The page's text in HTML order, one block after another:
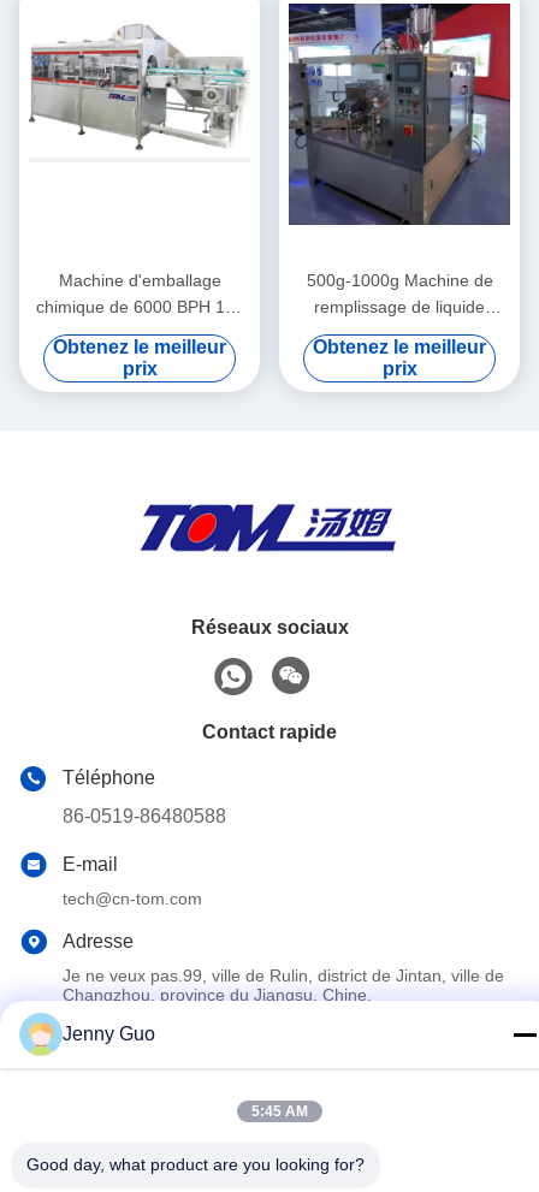
Machine d'emballage
chimique de 6000 BPH 100
ml Déchiffreur automatique
de bouteilles
Obtenez le meilleur
prix
500g-1000g Machine de
remplissage de liquide
chimique 20-25 sacs/min
Obtenez le meilleur
prix
Réseaux sociaux
Contact rapide
Téléphone
86-0519-86480588
E-mail
tech@cn-tom.com
Adresse
Je ne veux pas.99, ville de Rulin, district de Jintan, ville de
Changzhou, province du Jiangsu, Chine.
Politique en matière de protection de la vie privée|Plan du site
Bonne qualité de la Chine Machine de remplissage de pesticide
Equipment Co., Ltd., . Tous droits réservés.
Jenny Guo
5:45 AM
Good day, what product are you looking for?